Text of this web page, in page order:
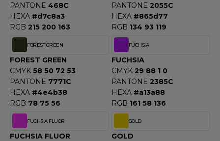
MILL
PANTONE 468C
HEXA #d7c8a3
RGB 215 200 163
PANTONE 2055C
HEXA #865d77
RGB 134 93 119
FOREST GREEN
FOREST GREEN
CMYK 58 50 72 53
PANTONE 7771C
HEXA #4e4b38
RGB 78 75 56
FUCHSIA
FUCHSIA
CMYK 29 88 1 0
PANTONE 2385C
HEXA #a13a88
RGB 161 58 136
FUCHSIA FLUOR
FUCHSIA FLUOR
GOLD
GOLD